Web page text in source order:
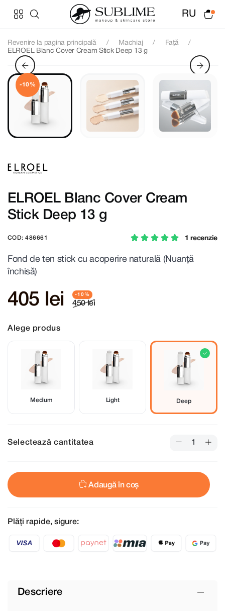
RU
Revenire la pagina principală Machiaj
Față
ELROEL Blanc Cover Cream Stick Deep 13 g
-10%
ELROEL Blanc Cover Cream
Stick Deep 13 g
COD: 486661 1 recenzie
Fond de ten stick cu acoperire naturală (Nuanță
închisă)
405 lei 450 lei
Alege produs
Medium Light Deep
Selectează cantitatea
Adaugă în coș
Plăți rapide, sigure:
Descriere